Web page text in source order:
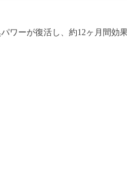
ワーが復活し、約12ヶ月間効